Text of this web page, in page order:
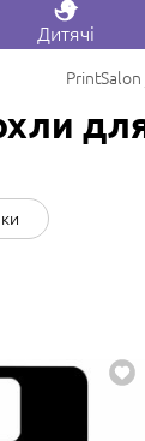
Дитячі
PrintSalon